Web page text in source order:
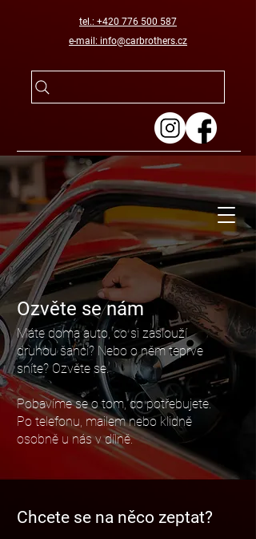
tel.: +420 776 500 587
e-mail: info@carbrothers.cz
Ozvěte se nám
Máte doma auto, co si zaslouží
druhou šanci? Nebo o něm teprve
sníte? Ozvěte se.
Pobavíme se o tom, co potřebujete.
Po telefonu, mailem nebo klidně
osobně u nás v dílně.
Chcete se na něco zeptat?